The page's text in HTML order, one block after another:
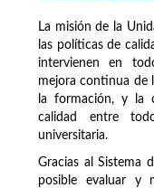
La misión de la
las políticas de
intervienen en
mejora continua de
la formación, y la
calidad entre
universitaria.
Gracias al Sistema
posible evaluar y